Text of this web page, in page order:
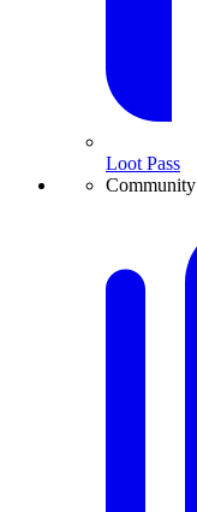
Loot Pass
Community